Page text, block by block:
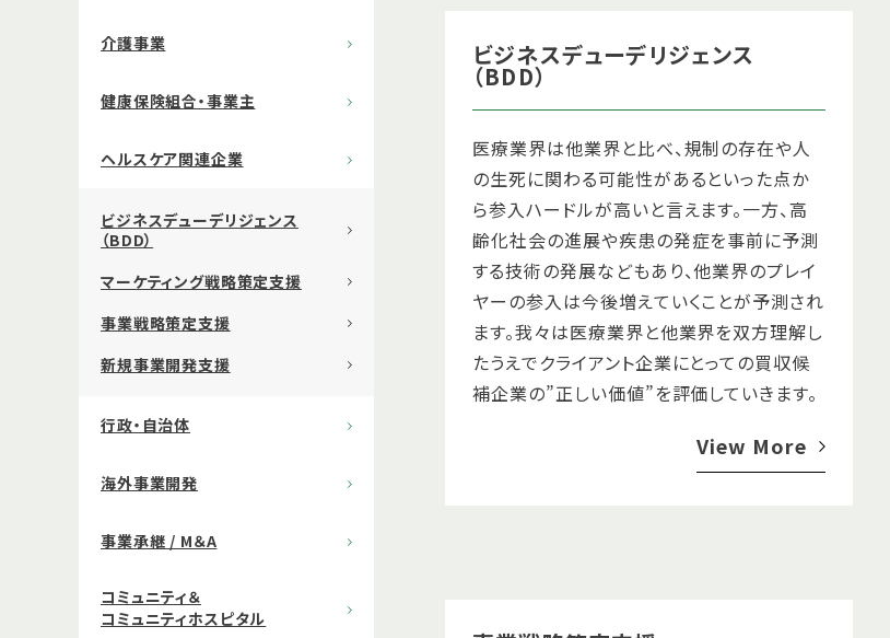
介護事業
健康保険組合・事業主
ヘルスケア関連企業
ビジネスデューデリジェンス
（BDD）
マーケティング戦略策定支援
事業戦略策定支援
新規事業開発支援
行政・自治体
海外事業開発
事業承継 / M＆A
コミュニティ＆
コミュニティホスピタル
ビジネスデューデリジェンス
（BDD）
医療業界は他業界と比べ、規制の存在や人
の生死に関わる可能性があるといった点か
ら参入ハードルが高いと言えます。一方、高
齢化社会の進展や疾患の発症を事前に予測
する技術の発展などもあり、他業界のプレイ
ヤーの参入は今後増えていくことが予測され
ます。我々は医療業界と他業界を双方理解し
たうえでクライアント企業にとっての買収候
補企業の”正しい価値”を評価していきます。
View More